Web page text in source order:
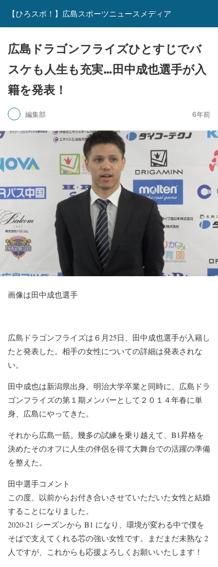
【ひろスポ！】広島スポーツニュースメディア
広島ドラゴンフライズひとすじでバ
スケも人生も充実…田中成也選手が入
籍を発表！
編集部 6年前
画像は田中成也選手
広島ドラゴンフライズは６月25日、田中成也選手が入籍し
たと発表した。相手の女性についての詳細は発表されな
い。
田中成也は新潟県出身。明治大学卒業と同時に、広島ドラ
ゴンフライズの第１期メンバーとして２０１４年春に単
身、広島にやってきた。
それから広島一筋。幾多の試練を乗り越えて、B1昇格を
決めたそのオフに人生の伴侶を得て大舞台での活躍の準備
を整えた。
田中選手コメント
この度、以前からお付き合いさせていただいた女性と結婚
することになりました。
2020-21 シーズンから B1 になり、環境が変わる中で僕を
そばで支えてくれる芯の強い女性です。まだまだ未熟な 2
人ですが、これからも応援よろしくお願いいたします！